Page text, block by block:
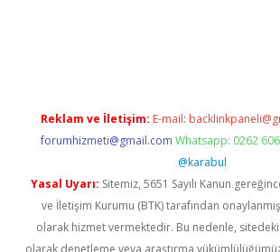
Reklam ve İletişim: E-mail:
forumhizmeti@gmail.com Whatsapp: 0262
@karabul
Yasal Uyarı: Sitemiz, 5651 Sayılı Kanun
ve İletişim Kurumu (BTK) tarafından onaylanmış
olarak hizmet vermektedir. Bu nedenle,
olarak denetleme veya araştırma